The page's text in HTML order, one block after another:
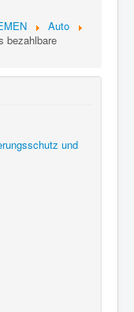
Auto
bezahlbare
und